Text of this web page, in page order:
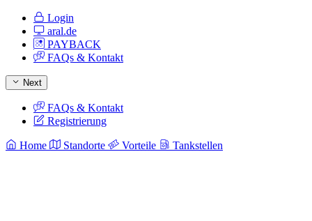
Login
aral.de
PAYBACK
FAQs & Kontakt
Next
FAQs & Kontakt
Registrierung
Home Standorte Vorteile Tankstellen